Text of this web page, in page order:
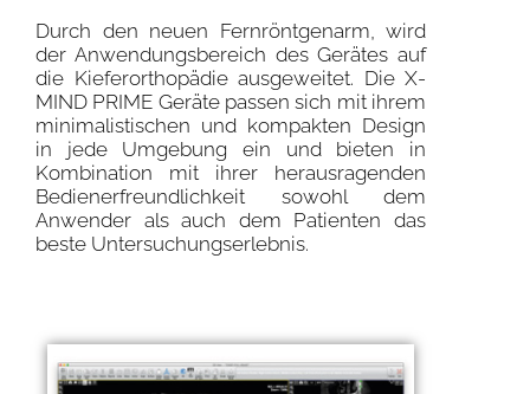
Durch den neuen Fernröntgenarm, wird
der Anwendungsbereich des Gerätes auf
die Kieferorthopädie ausgeweitet. Die X-
MIND PRIME Geräte passen sich mit ihrem
minimalistischen und kompakten Design
in jede Umgebung ein und bieten in
Kombination mit ihrer herausragenden
Bedienerfreundlichkeit sowohl dem
Anwender als auch dem Patienten das
beste Untersuchungserlebnis.